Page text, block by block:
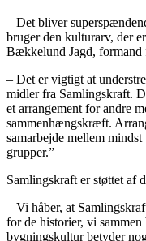
– Det bliver
bruger den kulturarv, der
Bækkelund Jagd,
– Det er vigtigt at
midler fra Samlingskraft.
et arrangement for andre
sammenhængskræft.
samarbejde mellem
grupper.”
Samlingskraft er støttet af
– Vi håber, at
for de historier, vi
bygningskultur betyder